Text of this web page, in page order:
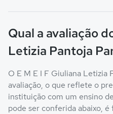
Qual a avaliação
Letizia Pantoja
O E M E I F Giuliana Letizia
avaliação, o que reflete o
instituição com um ensino
pode ser conferida abaixo,